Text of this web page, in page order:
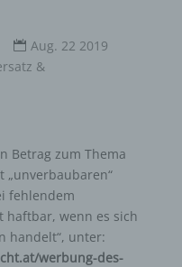
Aug. 22 2019
&
Betrag zum Thema
„unverbaubaren“
fehlendem
haftbar, wenn es sich
handelt“, unter:
werbung-des-